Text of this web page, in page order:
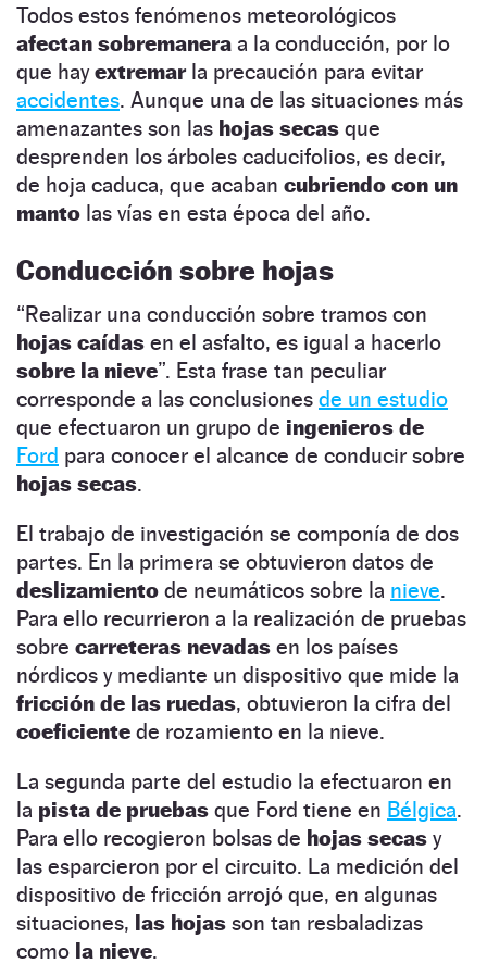
Todos estos fenómenos meteorológicos
afectan sobremanera a la conducción, por lo
que hayextremarla precaución para evitar
accidentes. Aunque una de las situaciones más
amenazantes son las hojas secas que
desprenden los árboles caducifolios, es decir,
de hoja caduca, que acaban cubriendo con un
manto las vías en esta época del año.
Conducción sobre hojas
“Realizar una conducción sobre tramos con
hojas caídas en el asfalto, es igual a hacerlo
sobre la nieve”. Esta frase tan peculiar
corresponde a las conclusiones de un estudio
que efectuaron un grupo de ingenieros de
Ford para conocer el alcance de conducir sobre
hojas secas.
El trabajo de investigación se componía de dos
partes. En la primera se obtuvieron datos de
deslizamiento de neumáticos sobre la nieve.
Para ello recurrieron a la realización de pruebas
sobre carreteras nevadas en los países
nórdicos y mediante un dispositivo que mide la
fricción de las ruedas, obtuvieron la cifra del
coeficiente de rozamiento en la nieve.
La segunda parte del estudio la efectuaron en
la pista de pruebas que Ford tiene en Bélgica.
Para ello recogieron bolsas de hojas secas y
las esparcieron por el circuito. La medición del
dispositivo de fricción arrojó que, en algunas
situaciones, las hojas son tan resbaladizas
como la nieve.